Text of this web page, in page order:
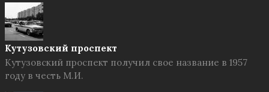
Кутузовский проспект
Кутузовский проспект получил свое название в 1957
году в честь М.И.